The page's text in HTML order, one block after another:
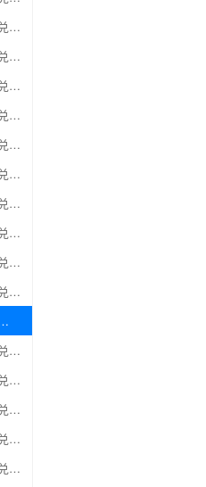
移动充值卡（面值千万别选错）兑换爱奇艺会员激活码
移动充值卡（面值千万别选错）兑换腾讯视频会员激活码
移动充值卡（面值千万别选错）兑换优酷会员激活码
移动充值卡（面值千万别选错）兑换搜狐视频
移动充值卡（面值千万别选错）兑换芒果TV
移动充值卡（面值千万别选错）兑换QQ音乐
移动充值卡（面值千万别选错）兑换酷狗音乐
移动充值卡（面值千万别选错）兑换周黑鸭
移动充值卡（面值千万别选错）兑换一号店礼品卡
移动充值卡（面值千万别选错）兑换亚马逊（只要实体卡）
选错）兑换中粮我买网礼品卡
移动充值卡（面值千万别选错）兑换当当礼品卡
移动充值卡（面值千万别选错）兑换国美红券
移动充值卡（面值千万别选错）兑换盛付通卡
移动充值卡（面值千万别选错）兑换付费通
移动充值卡（面值千万别选错）兑换得仕通卡